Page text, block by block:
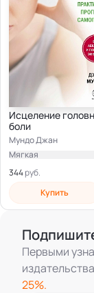
Исцеление
боли
Мундо Джан
344
Мягкая
Электронная
Купить
Первыми
25%.